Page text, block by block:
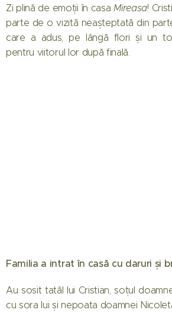
Zi plină de emoții în casa Mireasa!
parte de o vizită neașteptată din
care a adus, pe lângă flori și un
pentru viitorul lor după finală.
Familia a intrat în casă cu daruri și
Au sosit tatăl lui Cristian, soțul
cu sora lui și nepoata doamnei